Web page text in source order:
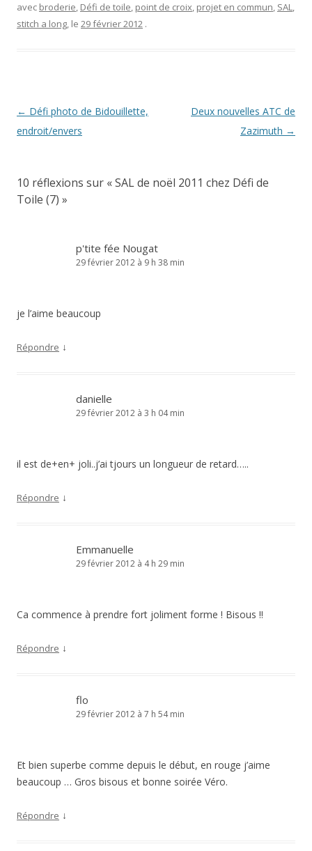
avec broderie, Défi de toile, point de croix, projet en commun, SAL,
stitch a long, le 29 février 2012 .
Navigation
des
← Défi photo de Bidouillette,
endroit/envers
Deux nouvelles ATC de
Zazimuth →
10 réflexions sur «SAL de noël 2011 chez Défi de
Toile (7) »
p'tite fée Nougat
29 février 2012 à 9 h 38 min
je l’aime beaucoup
Répondre ↓
danielle
29 février 2012 à 3 h 04 min
il est de+en+ joli..j’ai tjours un longueur de retard…..
Répondre ↓
Emmanuelle
29 février 2012 à 4 h 29 min
Ca commence à prendre fort joliment forme ! Bisous !!
Répondre ↓
flo
29 février 2012 à 7 h 54 min
Et bien superbe comme depuis le début, en rouge j’aime
beaucoup … Gros bisous et bonne soirée Véro.
Répondre ↓